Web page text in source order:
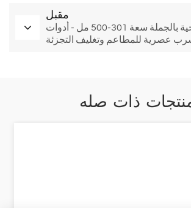
مقبل
طقم أكواب زجاجية بالجملة سعة 301-500 مل - أدوات
عصرية للمطاعم وتغليف التجزئة
ذات صله